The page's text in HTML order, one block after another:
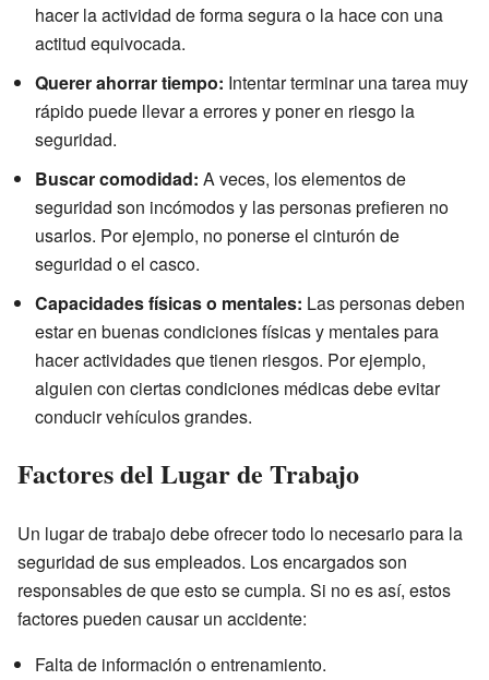
hacer la actividad de forma segura o la hace con una
actitud equivocada.
Querer ahorrar tiempo: Intentar terminar una tarea muy
rápido puede llevar a errores y poner en riesgo la
seguridad.
Buscar comodidad: A veces, los elementos de
seguridad son incómodos y las personas prefieren no
usarlos. Por ejemplo, no ponerse el cinturón de
seguridad o el casco.
Capacidades físicas o mentales: Las personas deben
estar en buenas condiciones físicas y mentales para
hacer actividades que tienen riesgos. Por ejemplo,
alguien con ciertas condiciones médicas debe evitar
conducir vehículos grandes.
Factores del Lugar de Trabajo
Un lugar de trabajo debe ofrecer todo lo necesario para la
seguridad de sus empleados. Los encargados son
responsables de que esto se cumpla. Si no es así, estos
factores pueden causar un accidente:
Falta de información o entrenamiento.